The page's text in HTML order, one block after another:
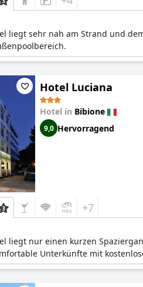
liegt sehr nah am Strand und
Hotel Luciana
Hotel in Bibione
9,0 Hervorragend
+7
liegt nur einen kurzen
Unterkünfte mit